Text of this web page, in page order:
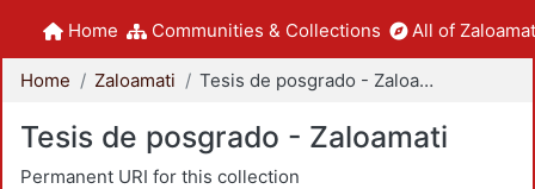
Home Communities & Collections All of
Home Zaloamati Tesis de posgrado - Zaloamati
Tesis de posgrado - Zaloamati
Permanent URI for this collection